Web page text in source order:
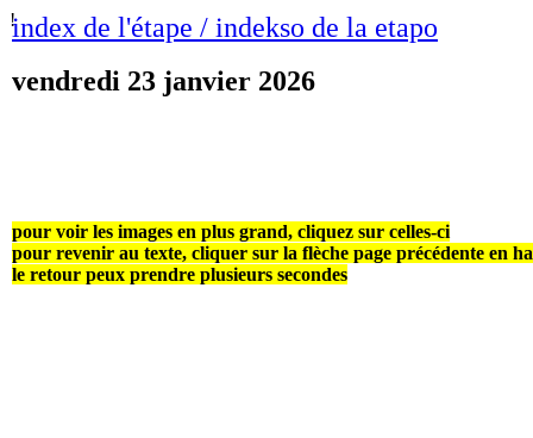
!index de l'étape / indekso de la etapo
vendredi 23 janvier 2026
pour voir les images en plus grand, cliquez sur celles-ci
pour revenir au texte, cliquer sur la flèche page précédente en
le retour peux prendre plusieurs secondes